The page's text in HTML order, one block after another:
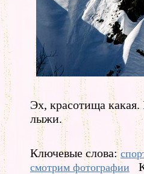
Эх, красотища
лыжи.
Ключевые слова:
смотрим фотографии